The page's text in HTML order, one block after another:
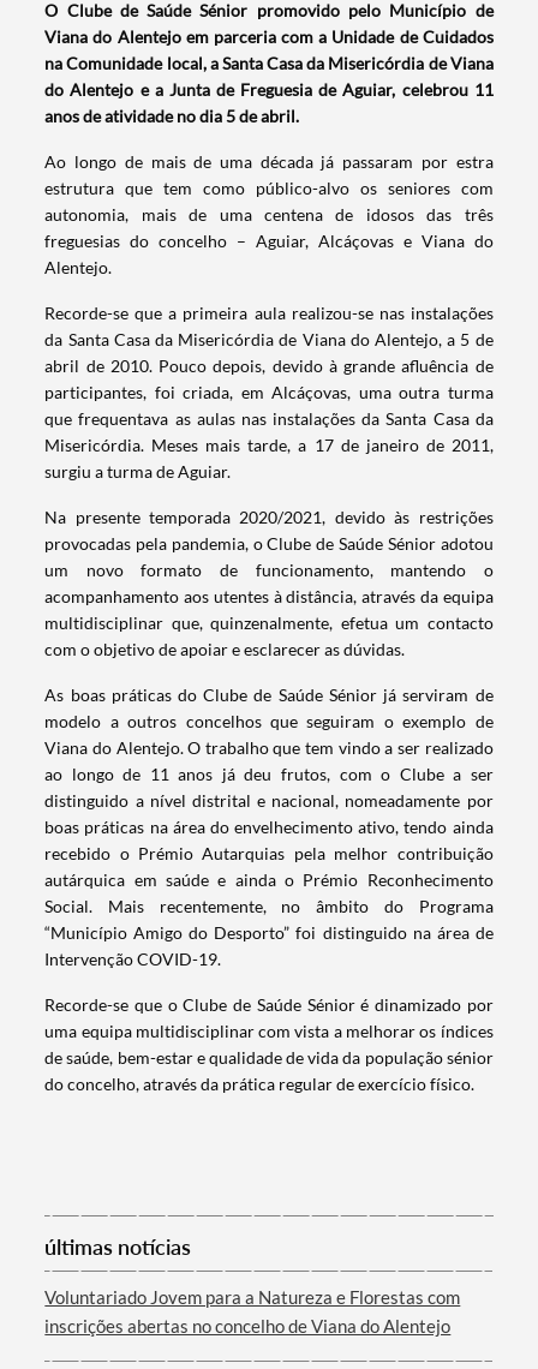
Termo de Pesquisa
Categorias gerais
O Clube de Saúde Sénior promovido pelo Município de
Viana do Alentejo em parceria com a Unidade de Cuidados
na Comunidade local, a Santa Casa da Misericórdia de Viana
do Alentejo e a Junta de Freguesia de Aguiar, celebrou 11
anos de atividade no dia 5 de abril.
Ao longo de mais de uma década já passaram por estra
estrutura que tem como público-alvo os seniores com
autonomia, mais de uma centena de idosos das três
freguesias do concelho – Aguiar, Alcáçovas e Viana do
Alentejo.
Recorde-se que a primeira aula realizou-se nas instalações
da Santa Casa da Misericórdia de Viana do Alentejo, a 5 de
abril de 2010. Pouco depois, devido à grande afluência de
participantes, foi criada, em Alcáçovas, uma outra turma
que frequentava as aulas nas instalações da Santa Casa da
Misericórdia. Meses mais tarde, a 17 de janeiro de 2011,
surgiu a turma de Aguiar.
Na presente temporada 2020/2021, devido às restrições
provocadas pela pandemia, o Clube de Saúde Sénior adotou
um novo formato de funcionamento, mantendo o
acompanhamento aos utentes à distância, através da equipa
multidisciplinar que, quinzenalmente, efetua um contacto
com o objetivo de apoiar e esclarecer as dúvidas.
As boas práticas do Clube de Saúde Sénior já serviram de
modelo a outros concelhos que seguiram o exemplo de
Viana do Alentejo. O trabalho que tem vindo a ser realizado
ao longo de 11 anos já deu frutos, com o Clube a ser
distinguido a nível distrital e nacional, nomeadamente por
boas práticas na área do envelhecimento ativo, tendo ainda
recebido o Prémio Autarquias pela melhor contribuição
autárquica em saúde e ainda o Prémio Reconhecimento
Social. Mais recentemente, no âmbito do Programa
“Município Amigo do Desporto” foi distinguido na área de
Intervenção COVID-19.
Recorde-se que o Clube de Saúde Sénior é dinamizado por
uma equipa multidisciplinar com vista a melhorar os índices
de saúde, bem-estar e qualidade de vida da população sénior
do concelho, através da prática regular de exercício físico.
últimas notícias
Voluntariado Jovem para a Natureza e Florestas com
inscrições abertas no concelho de Viana do Alentejo